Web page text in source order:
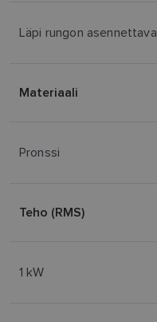
Läpi rungon asennettava
Materiaali
Pronssi
Teho (RMS)
1 kW